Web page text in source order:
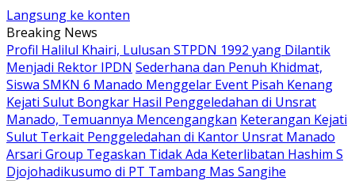
Langsung ke konten
Breaking News
Profil Halilul Khairi, Lulusan STPDN 1992 yang Dilantik
Menjadi Rektor IPDN Sederhana dan Penuh Khidmat,
Siswa SMKN 6 Manado Menggelar Event Pisah Kenang
Kejati Sulut Bongkar Hasil Penggeledahan di Unsrat
Manado, Temuannya Mencengangkan Keterangan Kejati
Sulut Terkait Penggeledahan di Kantor Unsrat Manado
Arsari Group Tegaskan Tidak Ada Keterlibatan Hashim S
Djojohadikusumo di PT Tambang Mas Sangihe